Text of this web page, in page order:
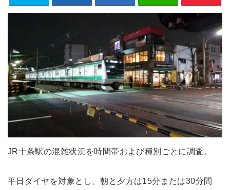
JR十条駅の混雑状況を時間帯および種別ごとに調査。
平日ダイヤを対象とし、朝と夕方は15分または30分間